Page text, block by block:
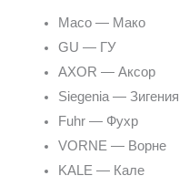
Maco — Мако
GU — ГУ
AXOR — Аксор
Siegenia — Зигения
Fuhr — Фухр
VORNE — Ворне
KALE — Кале